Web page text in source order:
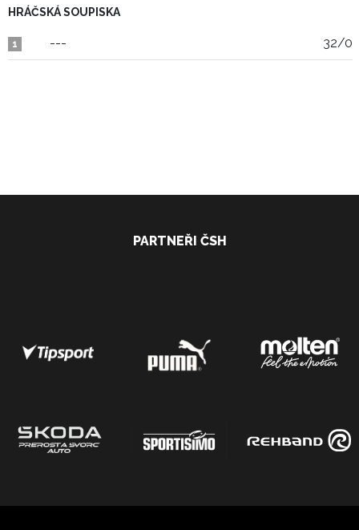
HRÁČSKÁ SOUPISKA
1 --- 32/0
PARTNEŘI ČSH